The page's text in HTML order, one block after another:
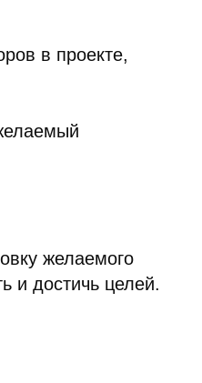
в проекте,
желаемого
и достичь целей.